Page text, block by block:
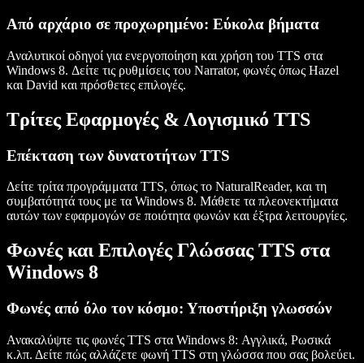
Από αρχάριο σε προχωρημένο: Εύκολα βήματα
Αναλυτικοί οδηγοί για ενεργοποίηση και χρήση του TTS στα
Windows 8. Δείτε τις ρυθμίσεις του Narrator, φωνές όπως Hazel
και David και πρόσθετες επιλογές.
Τρίτες Εφαρμογές & Λογισμικό TTS
Επέκταση των δυνατοτήτων TTS
Δείτε τρίτα προγράμματα TTS, όπως το NaturalReader, και τη
συμβατότητά τους με τα Windows 8. Μάθετε τα πλεονεκτήματα
αυτών των εφαρμογών σε ποιότητα φωνών και έξτρα λειτουργίες.
Φωνές και Επιλογές Γλώσσας TTS στα
Windows 8
Φωνές από όλο τον κόσμο: Υποστήριξη γλωσσών
Ανακαλύψτε τις φωνές TTS στα Windows 8: Αγγλικά, Ρωσικά
κ.λπ. Δείτε πώς αλλάζετε φωνή TTS στη γλώσσα που σας βολεύει.